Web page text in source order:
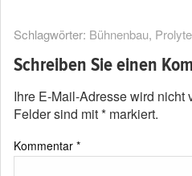
Schlagwörter: Bühnenbau, Prolyte
Schreiben Sie einen
Ihre E-Mail-Adresse wird nicht
Felder sind mit* markiert.
Kommentar *